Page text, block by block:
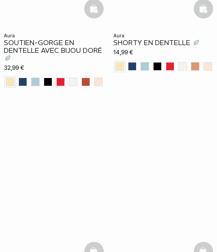
aura
SOUTIEN-GORGE EN
DENTELLE AVEC BIJOU DORÉ
32,99 €
basketfull
aura
SHORTY EN DENTELLE
14,99 €